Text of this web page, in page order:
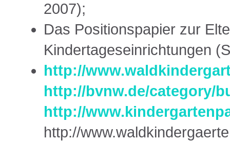
2007);
Das Positionspapier zur
Kindertageseinrichtungen
http://
http://bvnw.de/category/
http://
http://